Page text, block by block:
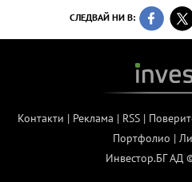
СЛЕДВАЙ НИ В:
Контакти | Реклама | RSS|
Портфолио |
Инвестор.БГ АД